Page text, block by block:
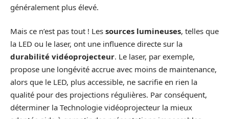
généralement plus élevé.
Mais ce n’est pas tout ! Les sources lumineuses, telles que
la LED ou le laser, ont une influence directe sur la
durabilité vidéoprojecteur. Le laser, par exemple,
propose une longévité accrue avec moins de maintenance,
alors que le LED, plus accessible, ne sacrifie en rien la
qualité pour des projections régulières. Par conséquent,
déterminer la Technologie vidéoprojecteur la mieux